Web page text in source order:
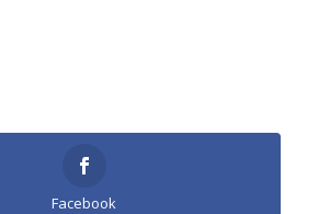
Facebook